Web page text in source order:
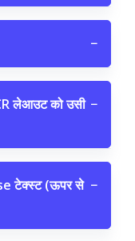
−
लेआउट को उसी −
टेक्स्ट (ऊपर से −